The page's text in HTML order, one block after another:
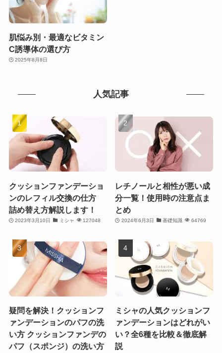
肌悩み別・最適なビタミン
C誘導体の選び方
2025年8月8日
人気記事
クッションファンデーショ
ンのレフィル交換の仕方
詰め替え方解説します！
2023年3月10日 ミシャ 127048
レチノールと相性が悪い成
分一覧！使用時の注意点ま
とめ
2024年6月3日 基礎知識 64769
疑問を解決！クッションフ
ァンデーションのパフの洗
い方 クッションファンデの
パフ（スポンジ）の洗い方
ミシャの人気クッションフ
ァンデーションはどれがい
い？全6種を比較＆徹底解
説